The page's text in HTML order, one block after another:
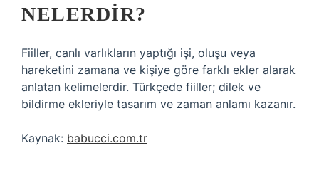
NELERDIR?
Fiiller, canlı varlıkların yaptığı işi, oluşu veya
hareketini zamana ve kişiye göre farklı ekler alarak
anlatan kelimelerdir. Türkçede fiiller; dilek ve
bildirme ekleriyle tasarım ve zaman anlamı kazanır.
Kaynak: babucci.com.tr